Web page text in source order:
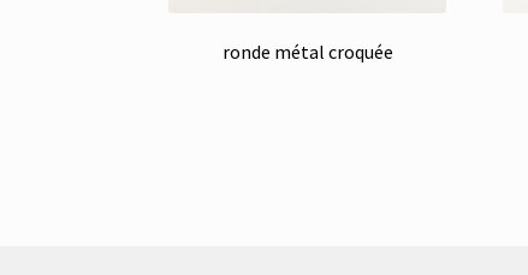
ronde métal croquée